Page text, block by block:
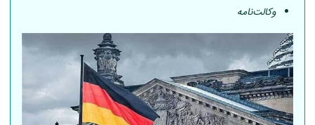
وکالت‌نامه